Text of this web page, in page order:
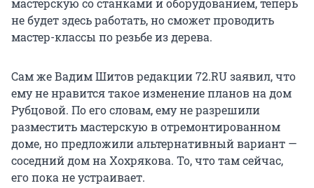
мастерскую со станками и оборудованием, теперь
не будет здесь работать, но сможет проводить
мастер-классы по резьбе из дерева.
Сам же Вадим Шитов редакции 72.RU заявил, что
ему не нравится такое изменение планов на дом
Рубцовой. По его словам, ему не разрешили
разместить мастерскую в отремонтированном
доме, но предложили альтернативный вариант —
соседний дом на Хохрякова. То, что там сейчас,
его пока не устраивает.